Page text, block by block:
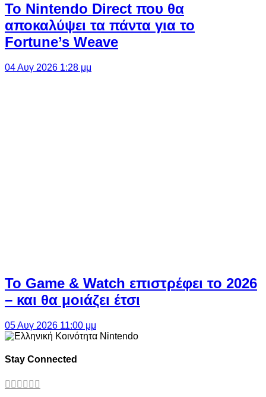
Το Nintendo Direct που θα
αποκαλύψει τα πάντα για το
Fortune’s Weave
04 Αυγ 2026 1:28 μμ
Το Game & Watch επιστρέφει το 2026
– και θα μοιάζει έτσι
05 Αυγ 2026 11:00 μμ
Stay Connected